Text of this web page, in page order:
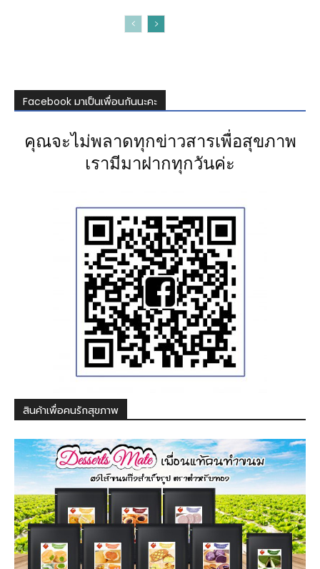
Facebook มาเป็นเพื่อนกันนะคะ
คุณจะไม่พลาดทุกข่าวสารเพื่อสุขภาพ
เรามีมาฝากทุกวันค่ะ
สินค้าเพื่อคนรักสุขภาพ